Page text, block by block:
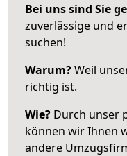
Bei uns sind Sie
zuverlässige und
suchen!
Warum?Weil
richtig ist.
Wie? Durch unser
können wir Ihnen
andere